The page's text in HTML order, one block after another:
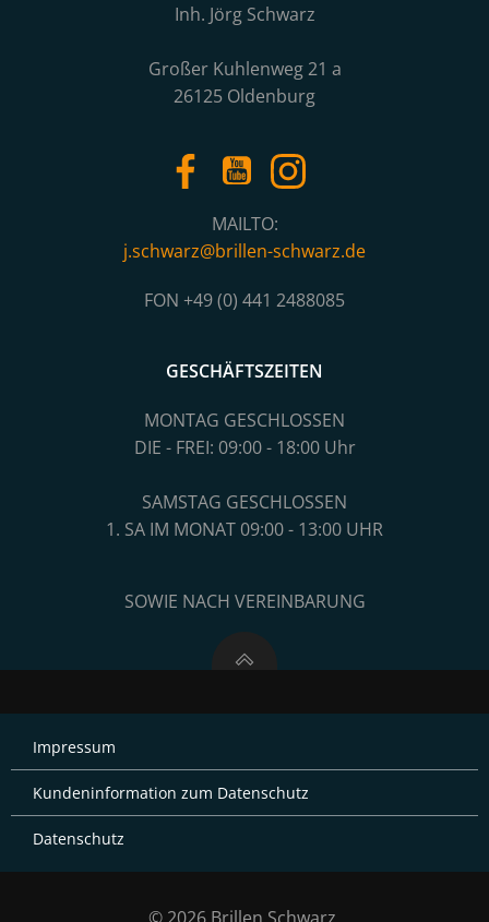
Inh. Jörg Schwarz
Großer Kuhlenweg 21 a
26125 Oldenburg
MAILTO:
j.schwarz@brillen-schwarz.de
FON +49 (0) 441 2488085
GESCHÄFTSZEITEN
MONTAG GESCHLOSSEN
DIE - FREI: 09:00 - 18:00 Uhr
SAMSTAG GESCHLOSSEN
1. SA IM MONAT 09:00 - 13:00 UHR
SOWIE NACH VEREINBARUNG
Impressum
Kundeninformation zum Datenschutz
Datenschutz